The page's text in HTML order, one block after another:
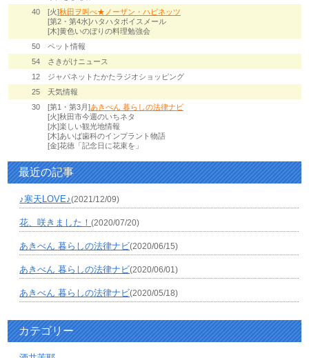
40
[火]秋田ヲ叫べ★ノーザン・ハピネッツ
[第2・第4水]ハタハタボイスメール
[木]黄色いのぼりの料理勉強会
50
ペット情報
54
さきがけニュース
12
ジャパネットたかたラジオショッピング
25
天気情報
30
[第1・第3月]あきべん 暮らしの法律ナビ
[火]秋田市今週のいちネタ
[水]楽しい観光地情報
[木]あいば歯科のインプラント物語
[金]花徳「記念日に花束を」
最近の記事
♪寒天LOVE♪(2021/12/09)
花、咲きました！(2020/07/20)
あきべん 暮らしの法律ナビ(2020/06/15)
あきべん 暮らしの法律ナビ(2020/06/01)
あきべん 暮らしの法律ナビ(2020/05/18)
カテゴリー